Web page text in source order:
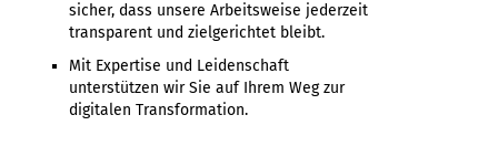
sicher, dass unsere Arbeitsweise jederzeit
transparent und zielgerichtet bleibt.
Mit Expertise und Leidenschaft
unterstützen wir Sie auf Ihrem Weg zur
digitalen Transformation.